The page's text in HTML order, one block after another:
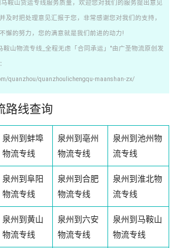
鞍山货运专线服务质量，欢迎您对我们的服务提出意见
及时把处理意见汇报于您，非常感谢您对我们的支持，
懈的努力，您的满意就是我们前进的动力!
山物流专线_全程无虑「合同承运」"由广圣物流原创发
quanzhou/quanzhoulichengqu-maanshan-zx/
路线查询
泉州到蚌埠
物流专线
泉州到亳州
物流专线
泉州到池州物
流专线
泉州到阜阳
物流专线
泉州到合肥
物流专线
泉州到淮北物
流专线
泉州到黄山
物流专线
泉州到六安
物流专线
泉州到马鞍山
物流专线